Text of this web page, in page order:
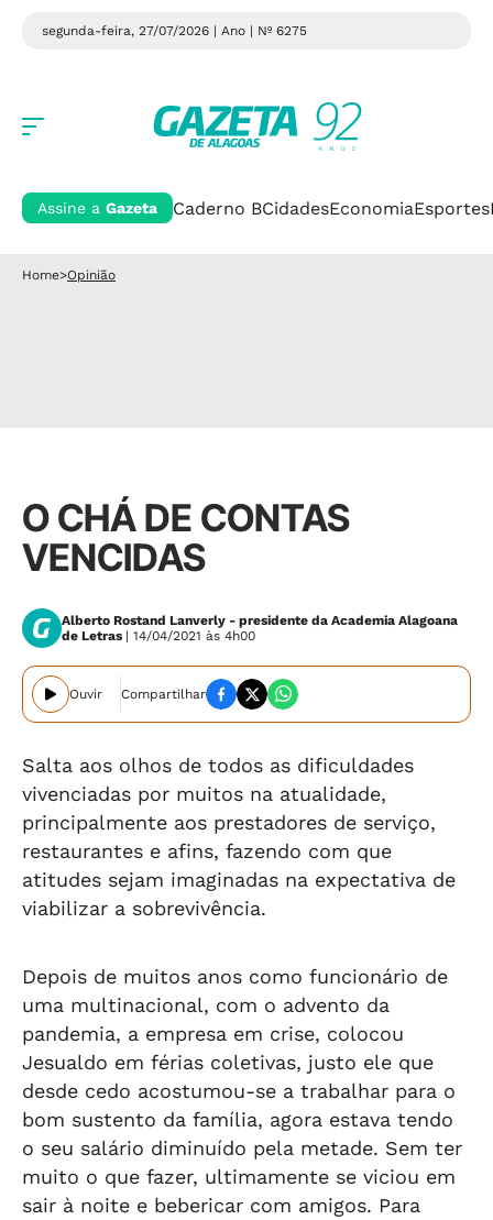
segunda-feira, 27/07/2026 | Ano | Nº 6275
Assine a Gazeta Caderno BCidadesEconomiaEsportes
Home>Opinião
O CHÁ DE CONTAS
VENCIDAS
Alberto Rostand Lanverly - presidente da Academia Alagoana
de Letras | 14/04/2021 às 4h00
Ouvir Compartilhar
Salta aos olhos de todos as dificuldades
vivenciadas por muitos na atualidade,
principalmente aos prestadores de serviço,
restaurantes e afins, fazendo com que
atitudes sejam imaginadas na expectativa de
viabilizar a sobrevivência.
Depois de muitos anos como funcionário de
uma multinacional, com o advento da
pandemia, a empresa em crise, colocou
Jesualdo em férias coletivas, justo ele que
desde cedo acostumou-se a trabalhar para o
bom sustento da família, agora estava tendo
o seu salário diminuído pela metade. Sem ter
muito o que fazer, ultimamente se viciou em
sair à noite e bebericar com amigos. Para